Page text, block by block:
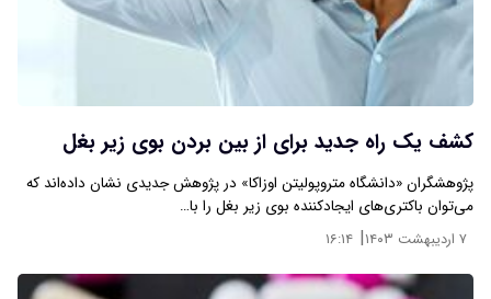
کشف یک راه جدید برای از بین بردن بوی زیر بغل
پژوهشگران «دانشگاه متروپولیتن اوزاکا» در پژوهش جدیدی نشان داده‌اند که
می‌توان باکتری‌های ایجادکننده بوی زیر بغل را با…
۷ اردیبهشت ۱۴۰۳ | ۱۶:۱۴